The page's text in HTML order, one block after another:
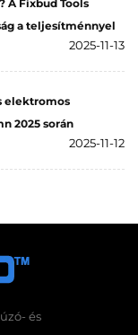
A Fixbud Tools
a teljesítménnyel
2025-11-13
elektromos
2025 során
2025-11-12
és